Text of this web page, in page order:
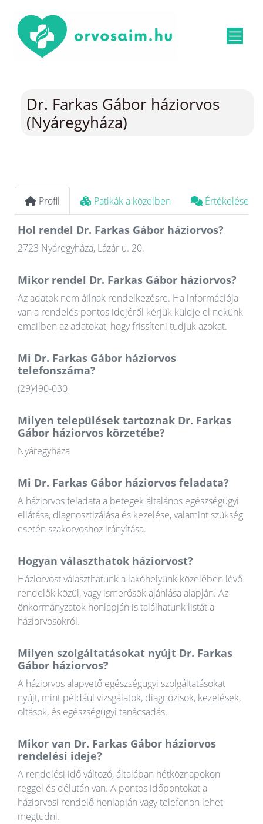
Dr. Farkas Gábor háziorvos
(Nyáregyháza)
Profil Patikák a közelben Értékelések
Hol rendel Dr. Farkas Gábor háziorvos?
2723 Nyáregyháza, Lázár u. 20.
Mikor rendel Dr. Farkas Gábor háziorvos?
Az adatok nem állnak rendelkezésre. Ha információja
van a rendelés pontos idejéről kérjük küldje el nekünk
emailben az adatokat, hogy frissíteni tudjuk azokat.
Mi Dr. Farkas Gábor háziorvos
telefonszáma?
(29)490-030
Milyen települések tartoznak Dr. Farkas
Gábor háziorvos körzetébe?
Nyáregyháza
Mi Dr. Farkas Gábor háziorvos feladata?
A háziorvos feladata a betegek általános egészségügyi
ellátása, diagnosztizálása és kezelése, valamint szükség
esetén szakorvoshoz irányítása.
Hogyan választhatok háziorvost?
Háziorvost választhatunk a lakóhelyünk közelében lévő
rendelők közül, vagy ismerősök ajánlása alapján. Az
önkormányzatok honlapján is találhatunk listát a
háziorvosokról.
Milyen szolgáltatásokat nyújt Dr. Farkas
Gábor háziorvos?
A háziorvos alapvető egészségügyi szolgáltatásokat
nyújt, mint például vizsgálatok, diagnózisok, kezelések,
oltások, és egészségügyi tanácsadás.
Mikor van Dr. Farkas Gábor háziorvos
rendelési ideje?
A rendelési idő változó, általában hétköznapokon
reggel és délután van. A pontos időpontokat a
háziorvosi rendelő honlapján vagy telefonon lehet
megtudni.